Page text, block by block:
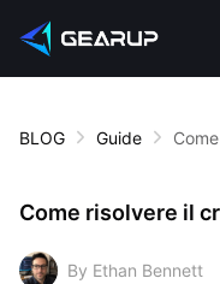
BLOG Guide
Come risolvere il
By Ethan Bennett